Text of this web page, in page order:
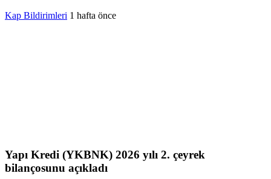
Kap Bildirimleri 1 hafta önce
Yapı Kredi (YKBNK) 2026 yılı 2. çeyrek
bilançosunu açıkladı